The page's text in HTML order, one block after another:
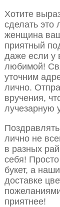
Хотите
сделать это
женщина
приятный
даже если у
любимой!
уточним
лично.
вручения,
лучезарную
лично не
в разных
себя!
букет, а
доставке
приятнее!